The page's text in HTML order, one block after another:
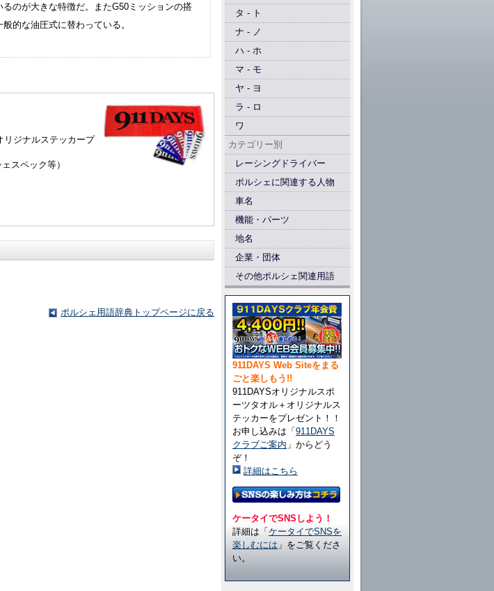
のが大きな特徴だ。またG50ミッションの搭
的な油圧式に替わっている。
リジナルステッカープ
スペック等）
ポルシェ用語辞典トップページに戻る
タ - ト
ナ - ノ
ハ - ホ
マ - モ
ヤ - ヨ
ラ - ロ
ワ
カテゴリー別
レーシングドライバー
ポルシェに関連する人物
車名
機能・パーツ
地名
企業・団体
その他ポルシェ関連用語
911DAYS Web Siteをまる
ごと楽しもう!!
911DAYSオリジナルスポ
ーツタオル＋オリジナルス
テッカーをプレゼント！！
お申し込みは「 911DAYS
クラブご案内 」からどう
ぞ！
詳細はこちら
ケータイでSNSしよう！
詳細は「 ケータイでSNSを
楽しむには 」をご覧くださ
い。